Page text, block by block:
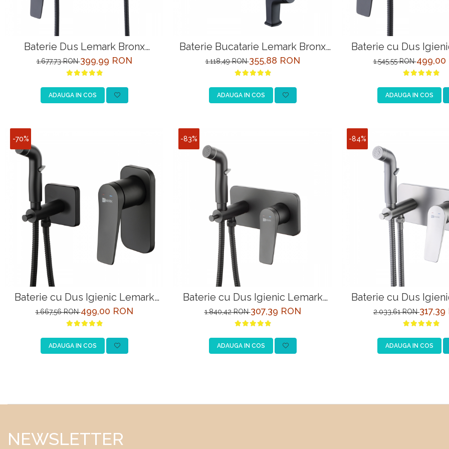
Baterie Dus Lemark Bronx
LM3703BL Negru cu Para
1.677,73 RON399,99 RON
ADAUGA IN COS
Baterie Bucatarie Lemark Bronx
LM3705BL Negru
1.118,49 RON355,88 RON
ADAUGA IN COS
Baterie cu Dus
Bronx LM3718BL
1.545,55 RON499,00
ADAUGA IN COS
-70%
Baterie cu Dus Igienic Lemark
Bronx LM3719BL Negru Incastrata
1.667,56 RON499,00 RON
ADAUGA IN COS
-83%
Baterie cu Dus Igienic Lemark
Bronx LM3720BL Negru Incastrata
1.840,42 RON307,39 RON
ADAUGA IN COS
-84%
Baterie cu Dus
Bronx LM3720GM
2.033,61 RON317,39
ADAUGA IN COS
NEWSLETTER